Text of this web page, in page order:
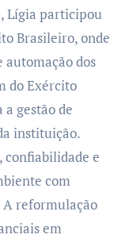
Lígia participou
Brasileiro, onde
dos
do Exército
gestão de
instituição.
confiabilidade e
com
A reformulação
em